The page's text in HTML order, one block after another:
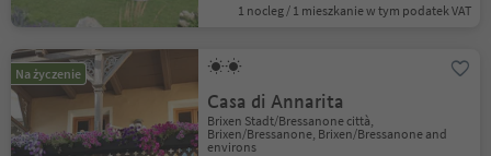
1 nocleg / 1 mieszkanie w tym podatek VAT
Na życzenie
Casa di Annarita
Brixen Stadt/Bressanone città,
Brixen/Bressanone, Brixen/Bressanone and
environs